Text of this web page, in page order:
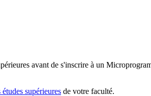
avant de s'inscrire à un
supérieures de votre faculté.